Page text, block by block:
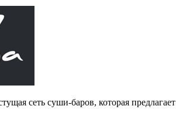
сеть суши-баров, которая